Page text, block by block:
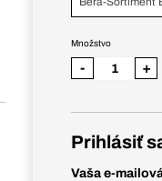
Množstvo
- +
Prihlásiť
Vaša e-